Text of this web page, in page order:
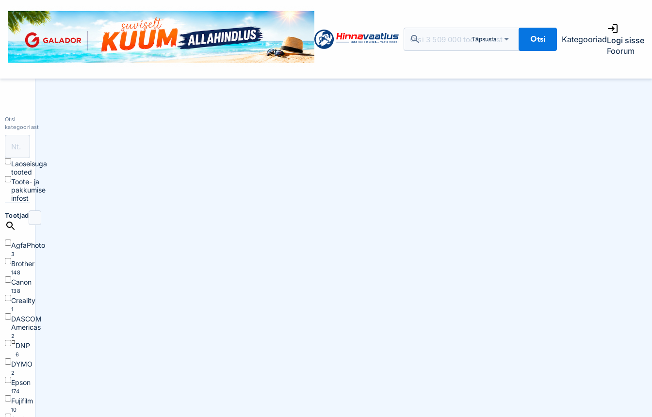
Täpsusta Otsi KategooriadLogi sisse
Foorum
Otsi
kategooriast
Laoseisuga
tooted
Toote- ja
pakkumise
infost
Tootjad
AgfaPhoto
3
Brother
148
Canon
138
Creality
1
DASCOM
Americas
2
DNP
6
DYMO
2
Epson
174
Fujifilm
10